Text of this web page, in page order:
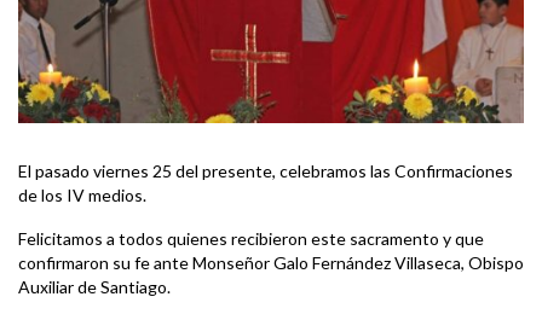
El pasado viernes 25 del presente, celebramos las Confirmaciones
de los IV medios.
Felicitamos a todos quienes recibieron este sacramento y que
confirmaron su fe ante Monseñor Galo Fernández Villaseca, Obispo
Auxiliar de Santiago.